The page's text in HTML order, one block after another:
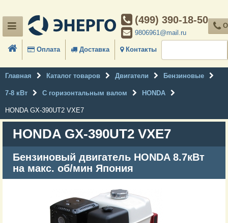
(499) 390-18-50
9806961@mail.ru
Оплата Доставка Контакты
Главная Каталог товаров Двигатели Бензиновые
7-8 кВт С горизонтальным валом HONDA
HONDA GX-390UT2 VXE7
HONDA GX-390UT2 VXE7
Бензиновый двигатель HONDA 8.7кВт
на макс. об/мин Япония